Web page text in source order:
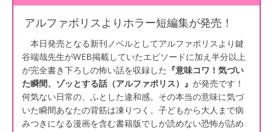
アルファポリスよりホラー短編集が発売！
本日発売となる新刊ノベルとしてアルファポリスより鍵
谷端哉先生がWEB掲載していたエピソードに加え半分以上
が完全書き下ろしの怖い話を収録した 『意味コワ！気づい
た瞬間、ゾッとする話（アルファポリス）』 が発売です！
何気ない日常の、ふとした違和感。その本当の意味に気づ
いた瞬間あなたの背筋は凍りつく。子どもから大人まで病
みつきになる漫画を含む書籍版でしか読めない恐怖が詰め